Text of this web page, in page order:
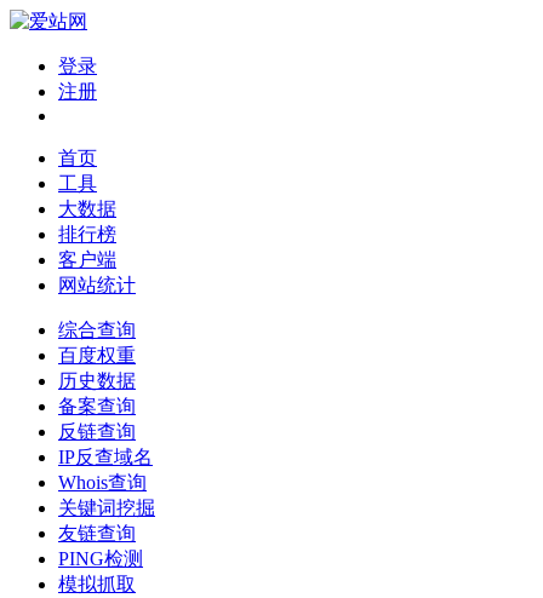
登录
注册
首页
工具
大数据
排行榜
客户端
网站统计
综合查询
百度权重
历史数据
备案查询
反链查询
IP反查域名
Whois查询
关键词挖掘
友链查询
PING检测
模拟抓取